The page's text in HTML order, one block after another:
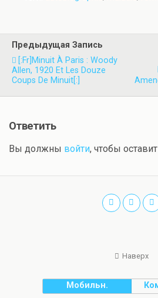
Предыдущая Запись
[:fr]Minuit À Paris : Woody
Allen, 1920 Et Les Douze
Coups De Minuit[:]
Ответить
Вы должны войти, чтобы
Наверх
Мобильн.